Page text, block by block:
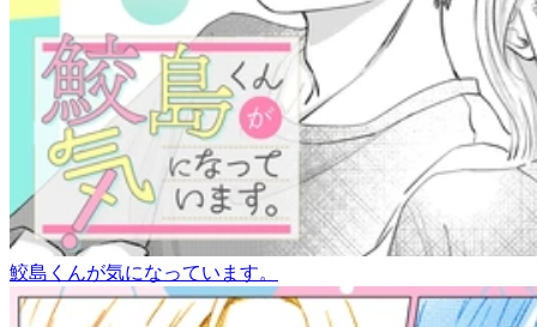
鮫島くんが気になっています。